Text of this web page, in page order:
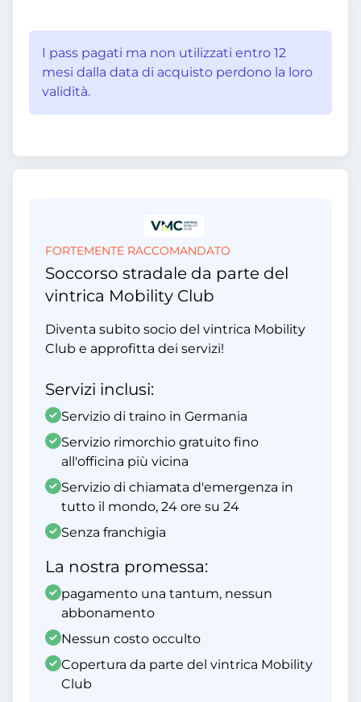
I pass pagati ma non utilizzati entro 12
mesi dalla data di acquisto perdono la loro
validità.
FORTEMENTE RACCOMANDATO
Soccorso stradale da parte del
vintrica Mobility Club
Diventa subito socio del vintrica Mobility
Club e approfitta dei servizi!
Servizi inclusi:
Servizio di traino in Germania
Servizio rimorchio gratuito fino
all'officina più vicina
Servizio di chiamata d'emergenza in
tutto il mondo, 24 ore su 24
Senza franchigia
La nostra promessa:
pagamento una tantum, nessun
abbonamento
Nessun costo occulto
Copertura da parte del vintrica Mobility
Club